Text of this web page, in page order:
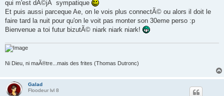
a
g
e
qui m'est dÃ©jÃ sympatique
Et puis aussi parceque Ae, on le vois plus connectÃ© ou alors il doit le
faire tard la nuit pour qu'on le voit pas monter son 30eme perso :p
Bienvenue a toi futur bizutÃ© niark niark niark!
Ni Dieu, ni maÃ®tre...mais des frites (Thomas Dutronc)
Galad
Floodeur lvl 8